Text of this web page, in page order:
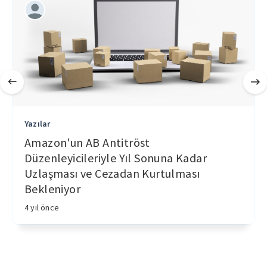
Yazılar
Amazon'un AB Antitröst
Düzenleyicileriyle Yıl Sonuna Kadar
Uzlaşması ve Cezadan Kurtulması
Bekleniyor
4 yıl önce